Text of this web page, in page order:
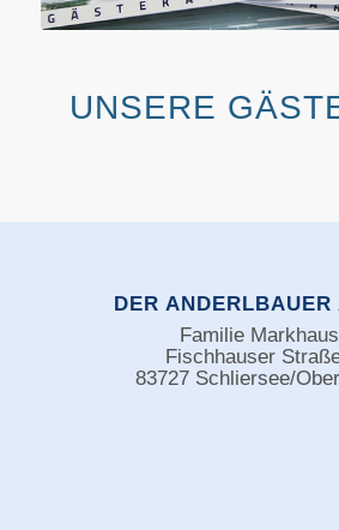
UNSERE
DER ANDERLBAUER
Familie
Fischhauser
83727 Schliersee/